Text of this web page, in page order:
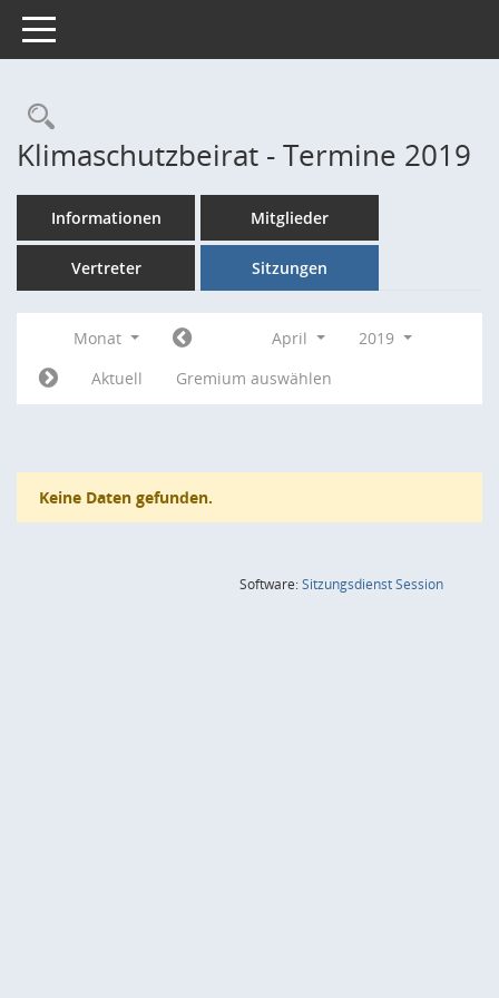
Toggle navigation
Rechercheauswahl
Klimaschutzbeirat - Termine 2019
Informationen Mitglieder
Vertreter Sitzungen
Monat April
2019
Aktuell
Gremium auswählen
Keine Daten gefunden.
Software:SitzungsdienstSession(Wird in